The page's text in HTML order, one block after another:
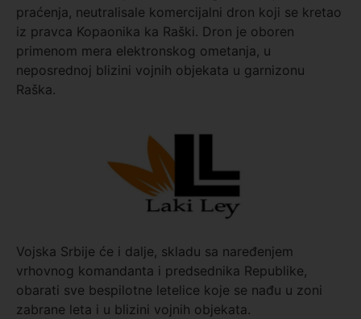
praćenja, neutralisale komercijalni dron koji se kretao
iz pravca Kopaonika ka Raški. Dron je oboren
primenom mera elektronskog ometanja, u
neposrednoj blizini vojnih objekata u garnizonu
Raška.
Vojska Srbije će i dalje, skladu sa naređenjem
vrhovnog komandanta i predsednika Republike,
obarati sve bespilotne letelice koje se nađu u zoni
zabrane leta i u blizini vojnih objekata.